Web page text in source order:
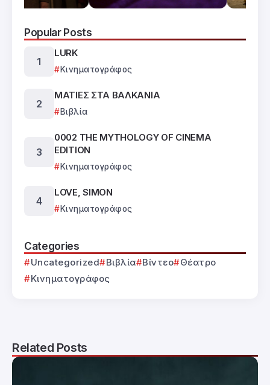
Popular Posts
LURK
Κινηματογράφος
ΜΑΤΙΕΣ ΣΤΑ ΒΑΛΚΑΝΙΑ
Βιβλία
0002 THE MYTHOLOGY OF CINEMA
EDITION
Κινηματογράφος
LOVE, SIMON
Κινηματογράφος
Categories
Uncategorized Βιβλία Βίντεο
Θέατρο
Κινηματογράφος
Related Posts